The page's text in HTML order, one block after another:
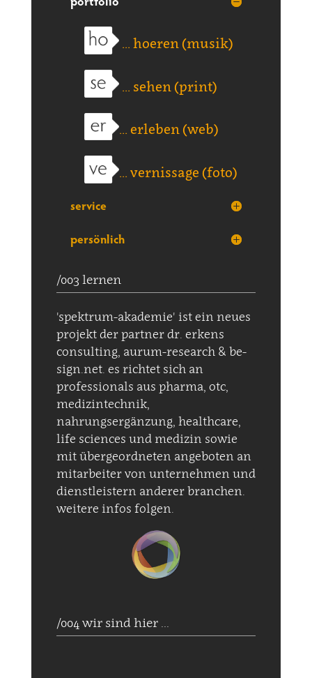
... hoeren (musik)
... sehen (print)
... erleben (web)
... vernissage (foto)
service
persönlich
/003 lernen
'spektrum-akademie' ist ein neues
projekt der partner dr. erkens
consulting, aurum-research & be-
sign.net. es richtet sich an
professionals aus pharma, otc,
medizintechnik,
nahrungsergänzung, healthcare,
life sciences und medizin sowie
mit übergeordneten angeboten an
mitarbeiter von unternehmen und
dienstleistern anderer branchen.
weitere infos folgen.
/004 wir sind hier ...